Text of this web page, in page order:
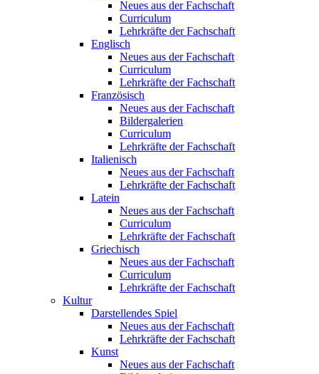
Neues aus der Fachschaft
Curriculum
Lehrkräfte der Fachschaft
Englisch
Neues aus der Fachschaft
Curriculum
Lehrkräfte der Fachschaft
Französisch
Neues aus der Fachschaft
Bildergalerien
Curriculum
Lehrkräfte der Fachschaft
Italienisch
Neues aus der Fachschaft
Lehrkräfte der Fachschaft
Latein
Neues aus der Fachschaft
Curriculum
Lehrkräfte der Fachschaft
Griechisch
Neues aus der Fachschaft
Curriculum
Lehrkräfte der Fachschaft
Kultur
Darstellendes Spiel
Neues aus der Fachschaft
Lehrkräfte der Fachschaft
Kunst
Neues aus der Fachschaft